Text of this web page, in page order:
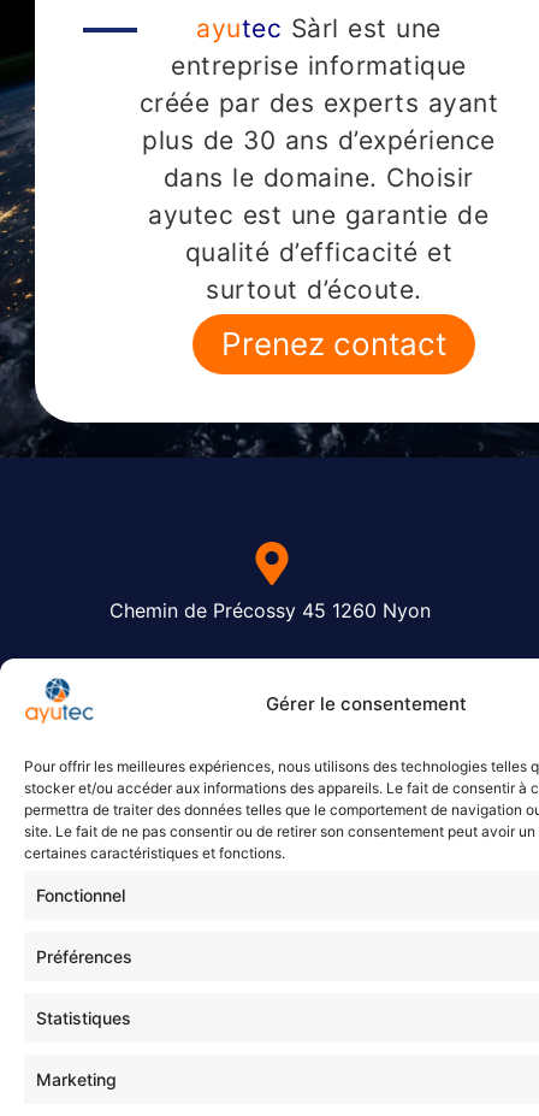
Gérer le consentement
Pour offrir les meilleures expériences, nous utilisons des technologies telles
stocker et/ou accéder aux informations des appareils. Le fait de consentir à
permettra de traiter des données telles que le comportement de navigation
site. Le fait de ne pas consentir ou de retirer son consentement peut avoir
certaines caractéristiques et fonctions.
Fonctionnel
Préférences
Statistiques
Marketing
ayutec Sàrl est une
entreprise informatique
créée par des experts ayant
plus de 30 ans d’expérience
dans le domaine. Choisir
ayutec est une garantie de
qualité d’efficacité et
surtout d’écoute.
Prenez contact
Chemin de Précossy 45 1260 Nyon
022 510 12 26
info@ayutec.ch
Assistant ayutec
Questions fréquentes